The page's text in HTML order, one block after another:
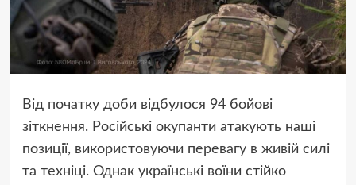
Від початку доби відбулося 94 бойові
зіткнення. Російські окупанти атакують наші
позиції, використовуючи перевагу в живій силі
та техніці. Однак українські воїни стійко